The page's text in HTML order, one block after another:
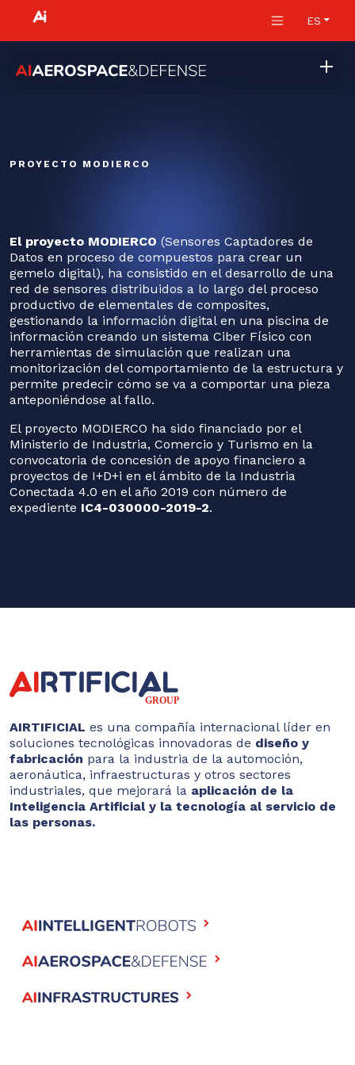
ES
PROYECTO MODIERCO
El proyecto MODIERCO (Sensores Captadores de
Datos en proceso de compuestos para crear un
gemelo digital), ha consistido en el desarrollo de una
red de sensores distribuidos a lo largo del proceso
productivo de elementales de composites,
gestionando la información digital en una piscina de
información creando un sistema Ciber Físico con
herramientas de simulación que realizan una
monitorización del comportamiento de la estructura y
permite predecir cómo se va a comportar una pieza
anteponiéndose al fallo.
El proyecto MODIERCO ha sido financiado por el
Ministerio de Industria, Comercio y Turismo en la
convocatoria de concesión de apoyo financiero a
proyectos de I+D+i en el ámbito de la Industria
Conectada 4.0 en el año 2019 con número de
expediente IC4-030000-2019-2.
AIRTIFICIAL es una compañía internacional líder en
soluciones tecnológicas innovadoras de diseño y
fabricación para la industria de la automoción,
aeronáutica, infraestructuras y otros sectores
industriales, que mejorará la aplicación de la
Inteligencia Artificial y la tecnología al servicio de
las personas.